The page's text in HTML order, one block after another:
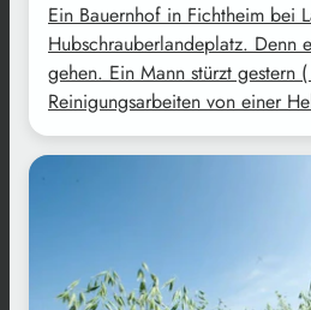
Ein Bauernhof in Fichtheim bei
Hubschrauberlandeplatz. Denn
gehen. Ein Mann stürzt gestern
Reinigungsarbeiten von einer